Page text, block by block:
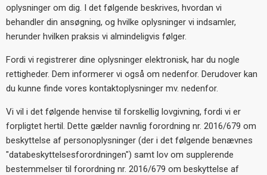
oplysninger om dig. I det følgende beskrives, hvordan vi
behandler din ansøgning, og hvilke oplysninger vi indsamler,
herunder hvilken praksis vi almindeligvis følger.
Fordi vi registrerer dine oplysninger elektronisk, har du nogle
rettigheder. Dem informerer vi også om nedenfor. Derudover kan
du kunne finde vores kontaktoplysninger mv. nedenfor.
Vi vil i det følgende henvise til forskellig lovgivning, fordi vi er
forpligtet hertil. Dette gælder navnlig forordning nr. 2016/679 om
beskyttelse af personoplysninger (der i det følgende benævnes
"databeskyttelsesforordningen") samt lov om supplerende
bestemmelser til forordning nr. 2016/679 om beskyttelse af